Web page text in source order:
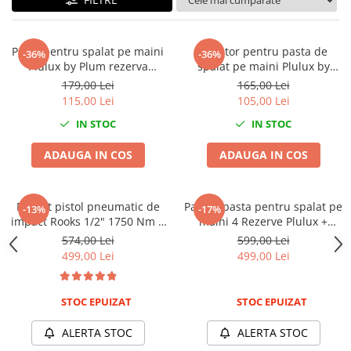
Tig-Wig
Pompe si Cilindri Hidraulici
Prese pentru arcuri
Redresoare,Roboti Pornire,Cabluri
Schimb ulei
Accesorii schimb ulei
Chei buson baie ulei
Chei filtru ulei
Recuperatoare de ulei
Scule Ajutatoare
Scule De Mana si Unelte
Aparate de nituit si capsat
Capsatoare tapiterie
Chei de Forta
-36%
Pasta pentru spalat pe maini
Plulux by Plum rezerva
1400ml
179,00 Lei
115,00 Lei
IN STOC
ADAUGA IN COS
-36%
Dozator pentru pasta de
spalat pe maini Plulux by
Plum Bag-in-Box
165,00 Lei
105,00 Lei
IN STOC
ADAUGA IN COS
-13%
Pachet pistol pneumatic de
impact Rooks 1/2" 1750 Nm +
Tubulare lungi de impact Yato
17,19,21mm
574,00 Lei
499,00 Lei
STOC EPUIZAT
ALERTA STOC
-17%
Pachet pasta pentru spalat pe
maini 4 Rezerve Plulux +
Dozator + 4 Creme Hidratare
maini Bonus by Plum
599,00 Lei
499,00 Lei
STOC EPUIZAT
ALERTA STOC